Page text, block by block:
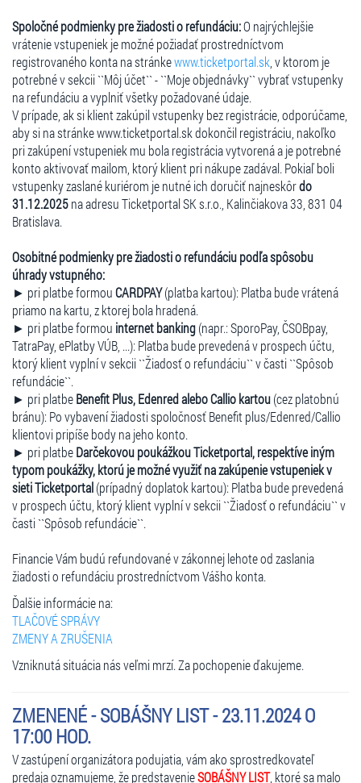
Spoločné podmienky pre žiadosti o refundáciu:O najrýchlejšie
vrátenie vstupeniek je možné požiadať prostredníctvom
registrovaného konta na stránkewww.ticketportal.sk , v ktorom je
potrebné v sekcii ``Môj účet`` - ``Moje objednávky`` vybrať vstupenky
na refundáciu a vyplniť všetky požadované údaje.
V prípade, ak si klient zakúpil vstupenky bez registrácie, odporúčame,
aby si na stránke www.ticketportal.sk dokončil registráciu, nakoľko
pri zakúpení vstupeniek mu bola registrácia vytvorená a je potrebné
konto aktivovať mailom, ktorý klient pri nákupe zadával. Pokiaľ boli
vstupenky zaslané kuriérom je nutné ich doručiť najneskôrdo
31.12.2025na adresu Ticketportal SK s.r.o., Kalinčiakova 33, 831 04
Bratislava.
Osobitné podmienky pre žiadosti o refundáciu podľa spôsobu
úhrady vstupného:
► pri platbe formouCARDPAY(platba kartou): Platba bude vrátená
priamo na kartu, z ktorej bola hradená.
► pri platbe formou internet banking(napr.: SporoPay, ČSOBpay,
TatraPay, ePlatby VÚB, ...): Platba bude prevedená v prospech účtu,
ktorý klient vyplní v sekcii ``Žiadosť o refundáciu`` v časti ``Spôsob
refundácie``.
► pri platbeBenefit Plus, Edenred alebo Callio kartou(cez platobnú
bránu): Po vybavení žiadosti spoločnosť Benefit plus/Edenred/Callio
klientovi pripíše body na jeho konto.
► pri platbeDarčekovou poukážkou Ticketportal, respektíve iným
typom poukážky, ktorú je možné využiť na zakúpenie vstupeniek v
sieti Ticketportal(prípadný doplatok kartou): Platba bude prevedená
v prospech účtu, ktorý klient vyplní v sekcii ``Žiadosť o refundáciu`` v
časti ``Spôsob refundácie``.
Financie Vám budú refundované v zákonnej lehote od zaslania
žiadosti o refundáciu prostredníctvom Vášho konta.
Ďalšie informácie na:
TLAČOVÉ SPRÁVY
ZMENY A ZRUŠENIA
Vzniknutá situácia nás veľmi mrzí. Za pochopenie ďakujeme.
ZMENENÉ - SOBÁŠNY LIST - 23.11.2024 O
17:00 HOD.
V zastúpení organizátora podujatia, vám ako sprostredkovateľ
predaja oznamujeme, že predstavenieSOBÁŠNY LIST, ktoré sa malo